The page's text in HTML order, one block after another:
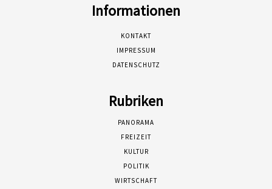
Informationen
KONTAKT
IMPRESSUM
DATENSCHUTZ
Rubriken
PANORAMA
FREIZEIT
KULTUR
POLITIK
WIRTSCHAFT